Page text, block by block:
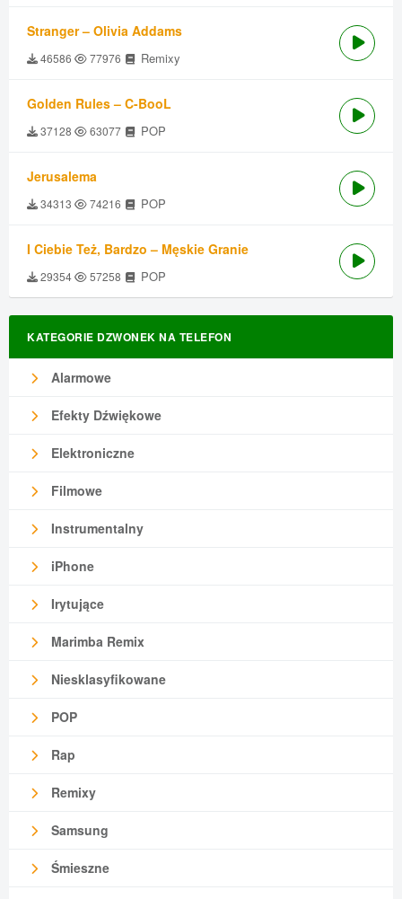
Stranger – Olivia Addams
46586 77976 Remixy
Golden Rules – C-BooL
37128 63077 POP
Jerusalema
34313 74216 POP
I Ciebie Też, Bardzo – Męskie Granie
29354 57258 POP
KATEGORIE DZWONEK NA TELEFON
Alarmowe
Efekty Dźwiękowe
Elektroniczne
Filmowe
Instrumentalny
iPhone
Irytujące
Marimba Remix
Niesklasyfikowane
POP
Rap
Remixy
Samsung
Śmieszne